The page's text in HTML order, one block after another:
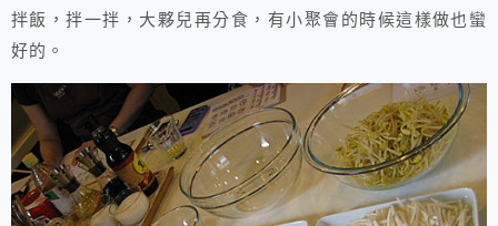
拌飯，拌一拌，大夥兒再分食，有小聚會的時候這樣做也蠻
好的。